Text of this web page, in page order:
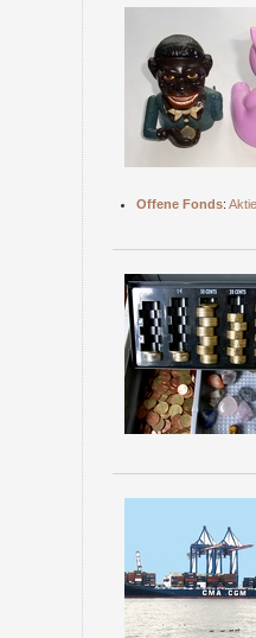
Offene Fonds: